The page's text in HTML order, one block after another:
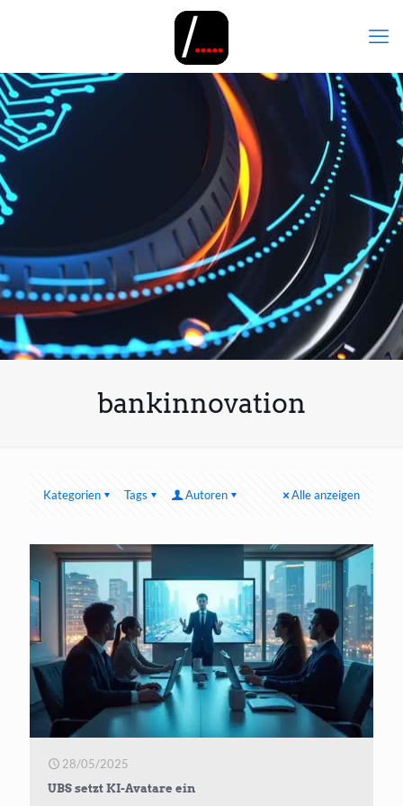
bankinnovation
Kategorien Tags Autoren Alle anzeigen
28/05/2025
UBS setzt KI-Avatare ein